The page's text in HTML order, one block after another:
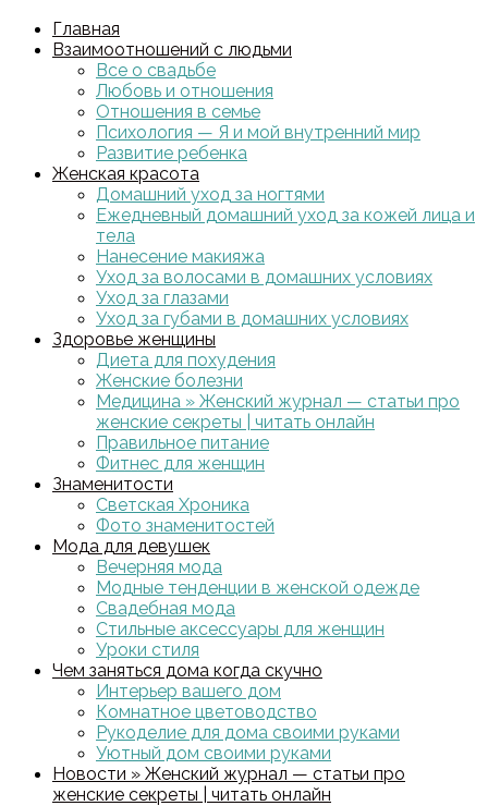
Главная
Взаимоотношений с людьми
Все о свадьбе
Любовь и отношения
Отношения в семье
Психология — Я и мой внутренний мир
Развитие ребенка
Женская красота
Домашний уход за ногтями
Ежедневный домашний уход за кожей лица и
тела
Нанесение макияжа
Уход за волосами в домашних условиях
Уход за глазами
Уход за губами в домашних условиях
Здоровье женщины
Диета для похудения
Женские болезни
Медицина » Женский журнал — статьи про
женские секреты | читать онлайн
Правильное питание
Фитнес для женщин
Знаменитости
Светская Хроника
Фото знаменитостей
Мода для девушек
Вечерняя мода
Модные тенденции в женской одежде
Свадебная мода
Стильные аксессуары для женщин
Уроки стиля
Чем заняться дома когда скучно
Интерьер вашего дом
Комнатное цветоводство
Рукоделие для дома своими руками
Уютный дом своими руками
Новости » Женский журнал — статьи про
женские секреты | читать онлайн